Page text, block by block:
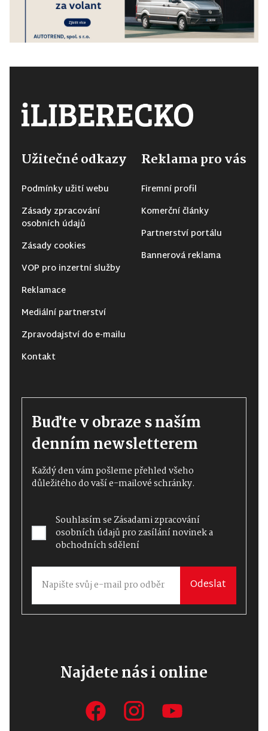
Užitečné odkazy
Podmínky užití webu
Zásady zpracování
osobních údajů
Zásady cookies
VOP pro inzertní služby
Reklamace
Mediální partnerství
Zpravodajství do e-mailu
Kontakt
Reklama pro vás
Firemní profil
Komerční články
Partnerství portálu
Bannerová reklama
Buďte v obraze s naším
denním newsletterem
Každý den vám pošleme přehled všeho
důležitého do vaší e-mailové schránky.
Souhlasím seZásadami zpracování
osobních údajůpro zasílání novinek a
obchodních sdělení
Odeslat
Najdete nás i online